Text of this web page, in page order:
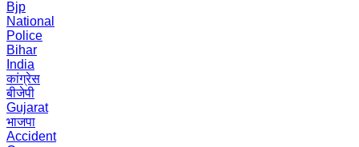
Bjp
National
Police
Bihar
India
कांग्रेस
बीजेपी
Gujarat
भाजपा
Accident